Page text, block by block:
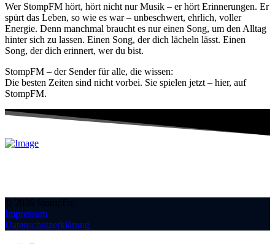
Wer StompFM hört, hört nicht nur Musik – er hört Erinnerungen. Er
spürt das Leben, so wie es war – unbeschwert, ehrlich, voller
Energie. Denn manchmal braucht es nur einen Song, um den Alltag
hinter sich zu lassen. Einen Song, der dich lächeln lässt. Einen
Song, der dich erinnert, wer du bist.
StompFM – der Sender für alle, die wissen:
Die besten Zeiten sind nicht vorbei. Sie spielen jetzt – hier, auf
StompFM.
© 2026 StompFm
Impressum
Datenschutzerklärung